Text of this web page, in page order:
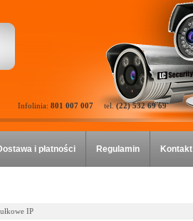
Infolinia: 801 007 007tel.(22) 532 69 69
i płatności Regulamin Kontakt
IP